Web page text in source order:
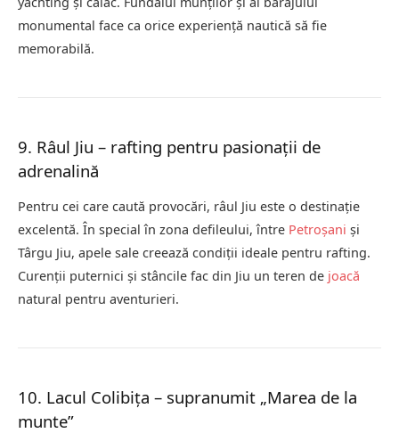
monumental face ca orice experiență nautică să fie
memorabilă.
9. Râul Jiu – rafting pentru pasionații de
adrenalină
Pentru cei care caută provocări, râul Jiu este o destinație
excelentă. În special în zona defileului, între Petroșani și
Târgu Jiu, apele sale creează condiții ideale pentru rafting.
Curenții puternici și stâncile fac din Jiu un teren de joacă
natural pentru aventurieri.
10. Lacul Colibița – supranumit „Marea de la
munte”